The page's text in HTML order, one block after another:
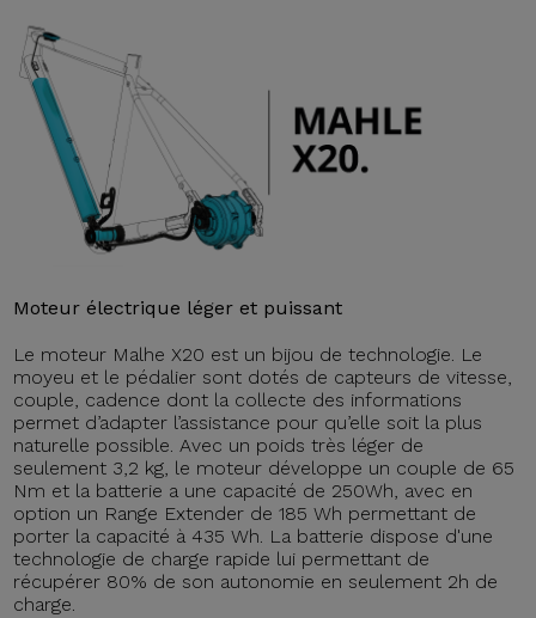
Moteur électrique léger et puissant
Le moteur Malhe X20 est un bijou de technologie. Le
moyeu et le pédalier sont dotés de capteurs de vitesse,
couple, cadence dont la collecte des informations
permet d’adapter l’assistance pour qu’elle soit la plus
naturelle possible. Avec un poids très léger de
seulement 3,2 kg, le moteur développe un couple de 65
Nm et la batterie a une capacité de 250Wh, avec en
option un Range Extender de 185 Wh permettant de
porter la capacité à 435 Wh. La batterie dispose d'une
technologie de charge rapide lui permettant de
récupérer 80% de son autonomie en seulement 2h de
charge.